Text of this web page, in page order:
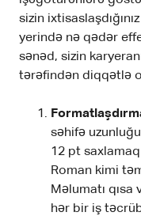
sizin
yerində nə qədər
sənəd, sizin
tərəfindən diqqətlə
səhifə
12 pt
Roman kimi
Məlumatı
hər bir iş